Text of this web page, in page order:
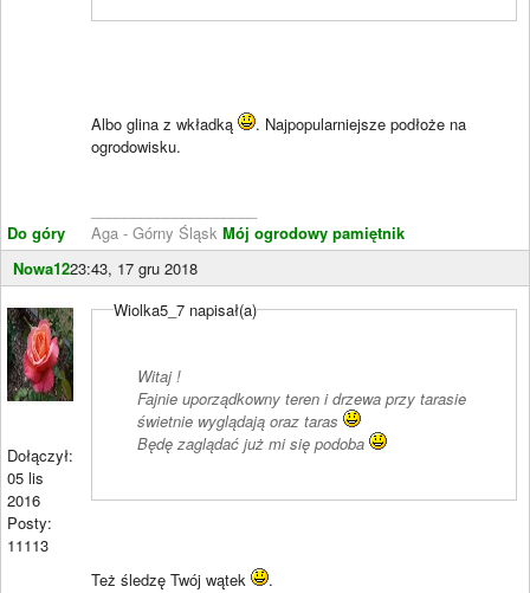
Do góry
Albo glina z wkładką
. Najpopularniejsze podłoże na
ogrodowisku.
Aga - Górny Śląsk Mój ogrodowy pamiętnik
Nowa1223:43, 17 gru 2018
Dołączył:
05 lis
2016
Posty:
11113
Wiolka5_7 napisał(a)
Witaj !
Fajnie uporządkowny teren i drzewa przy tarasie
świetnie wyglądają oraz taras
Będę zaglądać już mi się podoba
Też śledzę Twój wątek .